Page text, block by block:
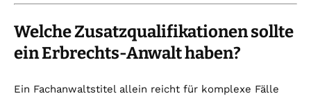
Welche Zusatzqualifikationen sollte
ein Erbrechts-Anwalt haben?
Ein Fachanwaltstitel allein reicht für komplexe Fälle